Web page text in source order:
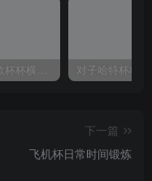
深田咏美4款杯杯横向对比评测
下一篇
飞机杯日常时间锻炼